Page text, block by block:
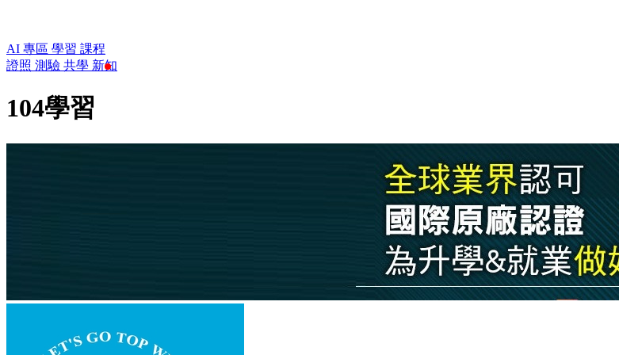
AI 專區 學習 課程
證照 測驗 共學 新知
104學習